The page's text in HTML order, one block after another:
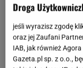
Droga
jeśli wyrazisz zgodę
oraz jej Zaufani
IAB, jak również
Gazeta.pl sp. z o.o.,